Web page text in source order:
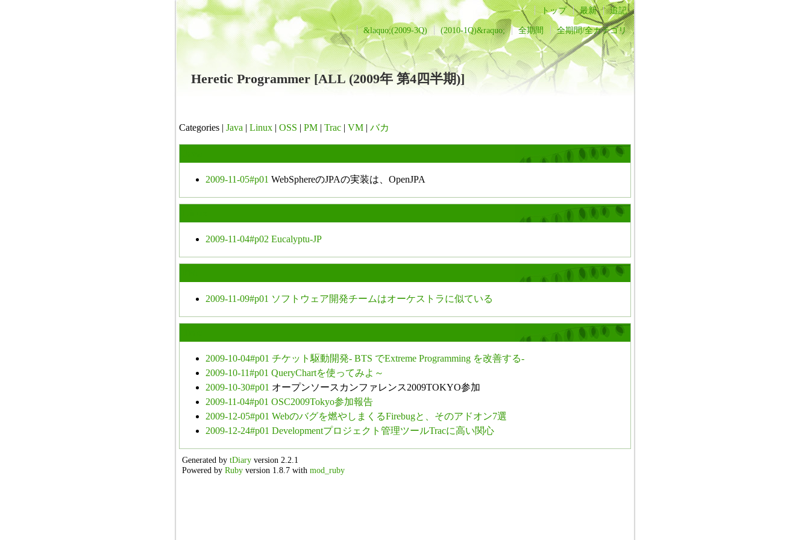
トップ 最新 追記
&laquo;(2009-3Q) (2010-1Q)&raquo; 全期間 全期間/全カテゴリ
Heretic Programmer [ALL (2009年 第4四半期)]
Categories | Java | Linux | OSS | PM | Trac | VM | バカ
2009-11-05#p01 WebSphereのJPAの実装は、OpenJPA
2009-11-04#p02 Eucalyptu-JP
2009-11-09#p01 ソフトウェア開発チームはオーケストラに似ている
2009-10-04#p01 チケット駆動開発- BTS でExtreme Programming を改善する-
2009-10-11#p01 QueryChartを使ってみよ～
2009-10-30#p01 オープンソースカンファレンス2009TOKYO参加
2009-11-04#p01 OSC2009Tokyo参加報告
2009-12-05#p01 Webのバグを燃やしまくるFirebugと、そのアドオン7選
2009-12-24#p01 Developmentプロジェクト管理ツールTracに高い関心
Generated by tDiary version 2.2.1
Powered by Ruby version 1.8.7 with mod_ruby